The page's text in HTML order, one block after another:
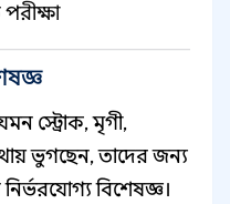
স্ট্রোক, মৃগী,
ভুগছেন, তাদের জন্য
বিশেষজ্ঞ।